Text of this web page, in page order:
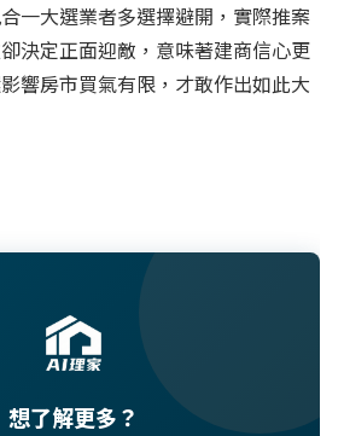
一大選業者多選擇避開，實際推案
決定正面迎敵，意味著建商信心更
響房市買氣有限，才敢作出如此大
想了解更多？